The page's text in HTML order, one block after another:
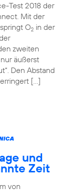
Test 2018 der
Mit der
O2in der
zweiten
äußerst
Den Abstand
[…]
R
und
Zeit
von